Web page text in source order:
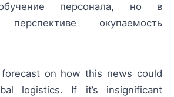
персонала, но в
перспективе окупаемость
on how this news could
logistics. If it’s insignificant